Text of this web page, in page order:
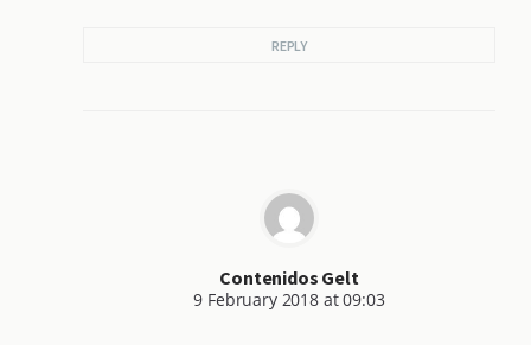
REPLY
Contenidos Gelt
9 February 2018 at 09:03